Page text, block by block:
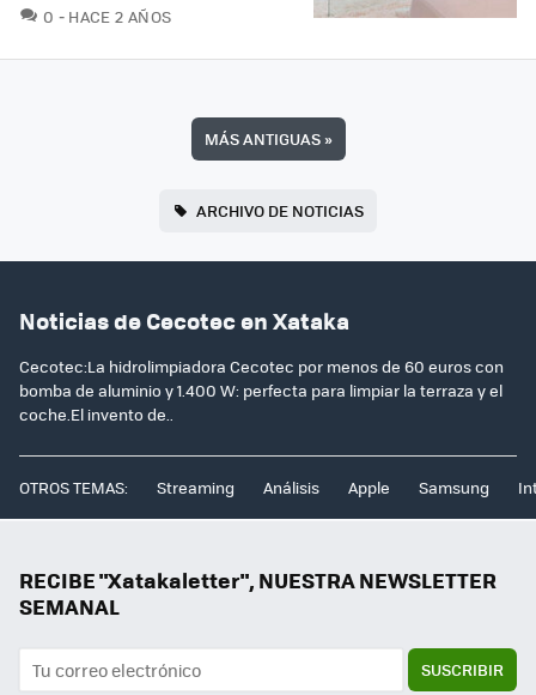
0 COMENTARIOS
HACE 2 AÑOS
MÁS ANTIGUAS»
ARCHIVO DE NOTICIAS
Noticias de Cecotec en Xataka
Cecotec:La hidrolimpiadora Cecotec por menos de 60 euros con
bomba de aluminio y 1.400 W: perfecta para limpiar la terraza y el
coche.El invento de..
OTROS TEMAS: Streaming Análisis Apple Samsung
RECIBE "Xatakaletter", NUESTRA NEWSLETTER
SEMANAL
SUSCRIBIR